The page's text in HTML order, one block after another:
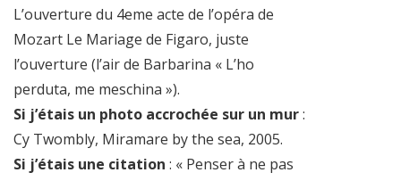
L’ouverture du 4eme acte de l’opéra de
Mozart Le Mariage de Figaro, juste
l’ouverture (l’air de Barbarina « L’ho
perduta, me meschina »).
Si j’étais un photo accrochée sur un mur:
Cy Twombly, Miramare by the sea, 2005.
Si j’étais une citation : « Penser à ne pas